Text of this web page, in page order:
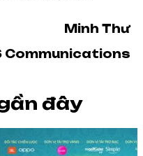
Minh Thư
Communications
đây